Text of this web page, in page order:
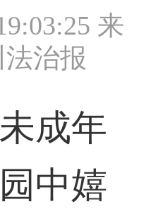
来
治报
成年
中嬉